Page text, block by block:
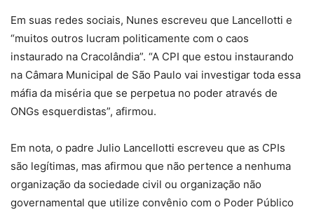
Em suas redes sociais, Nunes escreveu que Lancellotti e
“muitos outros lucram politicamente com o caos
instaurado na Cracolândia”. “A CPI que estou instaurando
na Câmara Municipal de São Paulo vai investigar toda essa
máfia da miséria que se perpetua no poder através de
ONGs esquerdistas”, afirmou.
Em nota, o padre Julio Lancellotti escreveu que as CPIs
são legítimas, mas afirmou que não pertence a nenhuma
organização da sociedade civil ou organização não
governamental que utilize convênio com o Poder Público